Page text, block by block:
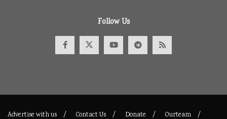
Follow Us
Advertise with us Contact Us Donate Ourteam